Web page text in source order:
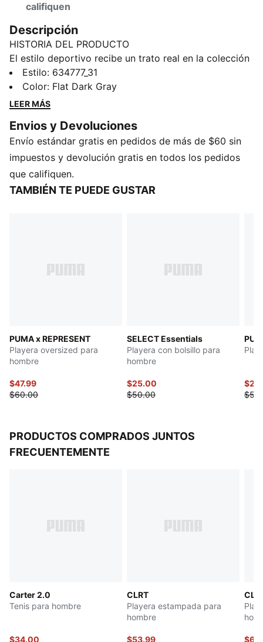
califiquen
Descripción
HISTORIA DEL PRODUCTO
El estilo deportivo recibe un trato real en la colección
de prendas KING. Diseñada para complementar los
emblemáticos tenis KING Indoor, esta pieza combina
pistas de futbol con el estilo urbano clásico. Las
de futbol, tops deportivos y pants tipo cargo, se
rediseñan con detalles atrevidos, destellos de color y
el característico logotipo KING. Larga vida al REY.
CARACTERÍSTICAS Y BENEFICIOS
Fabricada con al menos un 20 % de algodón
Estilo: 634777_31
Color: Flat Dark Gray
LEER MÁS
Envios y Devoluciones
Envío estándar gratis en pedidos de más de $60 sin
impuestos y devolución gratis en todos los pedidos
que califiquen.
TAMBIÉN TE PUEDE GUSTAR
PUMA x REPRESENT
Playera oversized para
hombre
$47.99
$60.00
SELECT Essentials
Playera con bolsillo para
hombre
$25.00
$50.00
PRODUCTOS COMPRADOS JUNTOS
FRECUENTEMENTE
Carter 2.0
Tenis para hombre
$34.00
CLRT
Playera estampada para
hombre
$53.99